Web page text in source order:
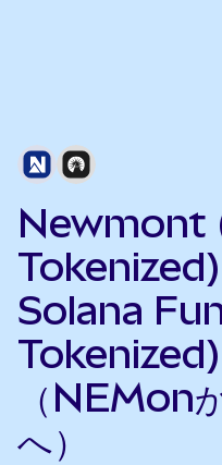
Newmont
Solana
Tokenized)
（NEMon
へ）